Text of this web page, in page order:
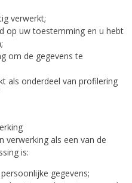
verwerkt;
op uw toestemming en u hebt
om de gegevens te
als onderdeel van profilering
verwerking als een van de
is:
gegevens;